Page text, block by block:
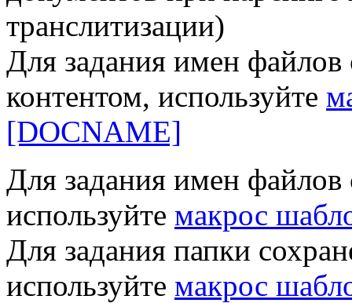
транслитизации)
Для задания имен
контентом, используйте
[DOCNAME]
Для задания имен файлов
используйте макрос
Для задания папки
используйте макрос